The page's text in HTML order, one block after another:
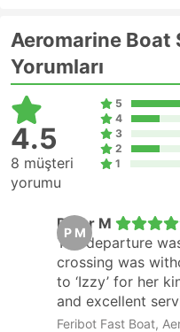
Aeromarine Boat
Yorumları
P M
Peter M
The departure
crossing was
to ‘Izzy’ for her
and excellent
Feribot Fast Boat,
4.5
8 müşteri
yorumu
5
4
3
2
1